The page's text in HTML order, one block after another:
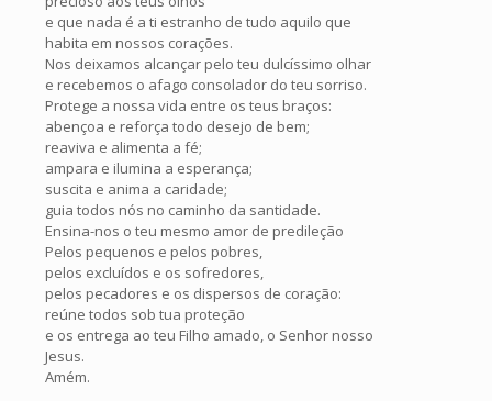
e que nada é a ti estranho de tudo aquilo que
habita em nossos corações.
Nos deixamos alcançar pelo teu dulcíssimo olhar
e recebemos o afago consolador do teu sorriso.
Protege a nossa vida entre os teus braços:
abençoa e reforça todo desejo de bem;
reaviva e alimenta a fé;
ampara e ilumina a esperança;
suscita e anima a caridade;
guia todos nós no caminho da santidade.
Ensina-nos o teu mesmo amor de predileção
Pelos pequenos e pelos pobres,
pelos excluídos e os sofredores,
pelos pecadores e os dispersos de coração:
reúne todos sob tua proteção
e os entrega ao teu Filho amado, o Senhor nosso
Jesus.
Amém.